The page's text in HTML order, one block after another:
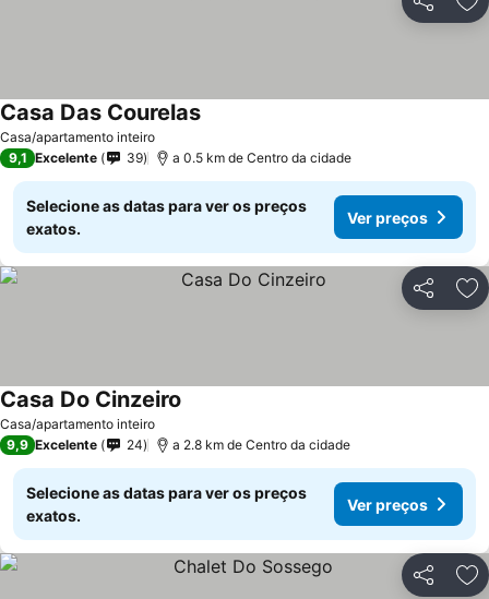
Partilhar
Casa/apartamento inteiro
Casa Das CourelasVer preços
9,1 Excelente 39 a 0.5 km de Centro da cidade
Selecione as datas para ver os preços
exatos.
Ver preços
Partilhar
Casa/apartamento inteiro
Casa Do Cinzeiro
9,9 Excelente 24 a 2.8 km de Centro da cidade
Selecione as datas para ver os preços
exatos.
Ver preços
Partilhar